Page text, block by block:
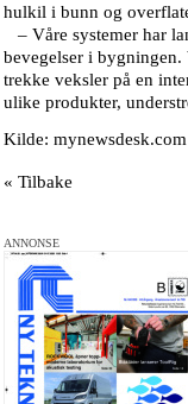
hulkil i bunn og
– Våre systemer har
bevegelser i
trekke veksler på en
ulike produkter,
Kilde: mynewsdesk.com
« Tilbake
ANNONSE